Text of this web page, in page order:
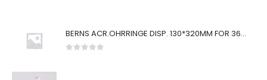
BERNS ACR.OHRRINGE DISP. 130*320MM FOR 36 PAIRS